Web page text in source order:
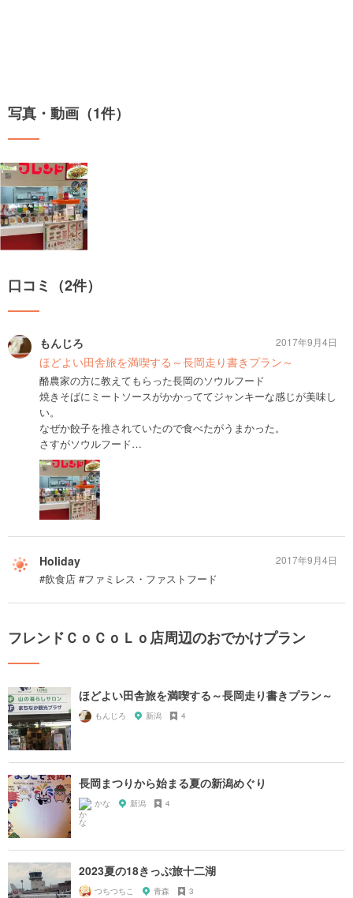
写真・動画（1件）
口コミ（2件）
もんじろ
ほどよい田舎旅を満喫する～長岡走り書きプラン～
酪農家の方に教えてもらった長岡のソウルフード
焼きそばにミートソースがかかっててジャンキーな感じが美味し
い。
なぜか餃子を推されていたので食べたがうまかった。
さすがソウルフード…
2017年9月4日
Holiday
#飲食店 #ファミレス・ファストフード
2017年9月4日
フレンドＣｏＣｏＬｏ店周辺のおでかけプラン
ほどよい田舎旅を満喫する～長岡走り書きプラン～
もんじろ 新潟 4
長岡まつりから始まる夏の新潟めぐり
かな 新潟 4
2023夏の18きっぷ旅十二湖
つちつちこ 青森 3